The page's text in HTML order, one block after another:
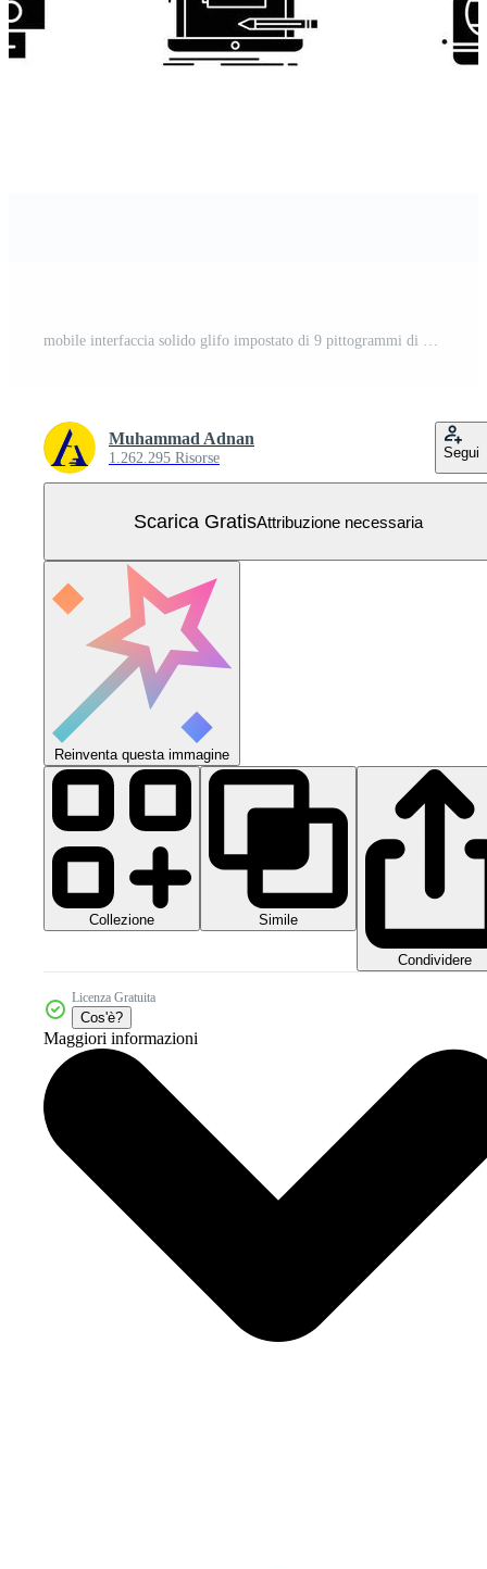
mobile interfaccia solido glifo impostato di 9 pittogrammi di cucinare pianta Mela fiore camomilla modificabile vettore design elementi Vettore Gratuito
Muhammad Adnan
1.262.295 Risorse Segui
Scarica GratisAttribuzione necessaria
Reinventa questa immagine
Collezione Simile
Condividere
Licenza Gratuita
Cos'è?
Maggiori informazioni